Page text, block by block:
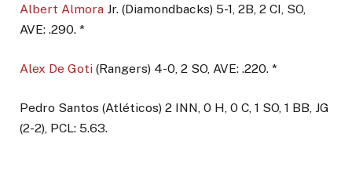
Albert Almora Jr. (Diamondbacks) 5-1, 2B, 2 CI, SO,
AVE: .290. *
Alex De Goti (Rangers) 4-0, 2 SO, AVE: .220. *
Pedro Santos (Atléticos) 2 INN, 0 H, 0 C, 1 SO, 1 BB, JG
(2-2), PCL: 5.63.